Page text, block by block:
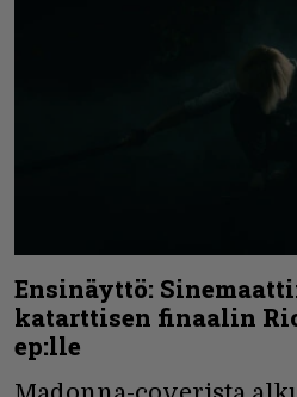
Ensinäyttö:
katarttisen finaalin
ep:lle